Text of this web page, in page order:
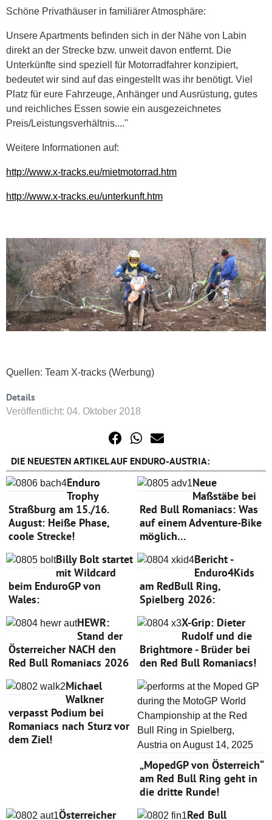
Schöne Privathäuser in familiärer Atmosphäre:
Unsere Apartments befinden sich in der Nähe von Labin
direkt an der Strecke bzw. unweit davon entfernt. Die
Unterkünfte sind speziell für Motorradfahrer konzipiert,
bedeutet wir sind auf das eingestellt was ihr benötigt. Viel
Platz für eure Fahrzeuge, Anhänger und Ausrüstung, gutes
und reichliches Essen sowie ein ausgezeichnetes
Preis/Leistungsverhältnis...."
Weitere Informationen auf:
http://www.x-tracks.eu/mietmotorrad.htm
http://www.x-tracks.eu/unterkunft.htm
Quellen: Team X-tracks (Werbung)
Details
Veröffentlicht: 04. Oktober 2018
DIE NEUESTEN ARTIKEL AUF ENDURO-AUSTRIA:
Enduro
Trophy
Straßburg am 15./16.
August: Heiße Phase,
coole Strecke!
Neue
Maßstäbe bei
Red Bull Romaniacs: Was
auf einem Adventure-Bike
möglich…
Billy Bolt startet
mit Wildcard
beim EnduroGP von
Wales:
Bericht -
Enduro4Kids
am RedBull Ring,
Spielberg 2026:
HEWR:
Stand der
Österreicher NACH den
Red Bull Romaniacs 2026
X-Grip: Dieter
Rudolf und die
Brightmore - Brüder bei
den Red Bull Romaniacs!
Michael
Walkner
verpasst Podium bei
Romaniacs nach Sturz vor
dem Ziel!
„MopedGP von Österreich“
am Red Bull Ring geht in
die dritte Runde!
Österreicher
Red Bull